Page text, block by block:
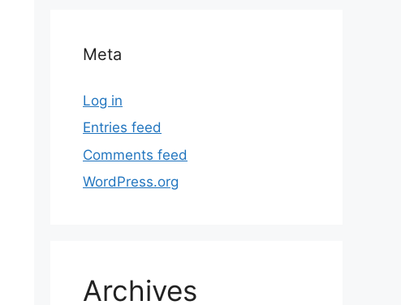
Meta
Log in
Entries feed
Comments feed
WordPress.org
Archives